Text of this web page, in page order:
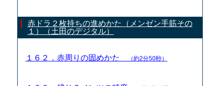
赤ドラ２枚持ちの進めかた（メンゼン手筋その
１）（土田のデジタル）
１６２．赤周りの固めかた （約2分50秒）